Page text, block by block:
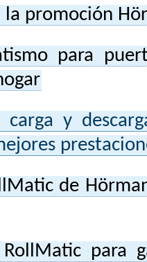
promoción
para
carga y
de
para